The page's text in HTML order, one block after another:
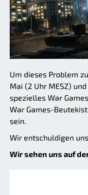
Um dieses Problem
Mai (2 Uhr MESZ)
spezielles War
War Games-
sein.
Wir entschuldigen
Wir sehen uns auf